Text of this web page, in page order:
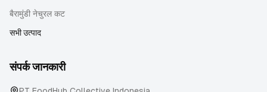
बैरामुंडी नेचुरल कट
सभी उत्पाद
संपर्क जानकारी